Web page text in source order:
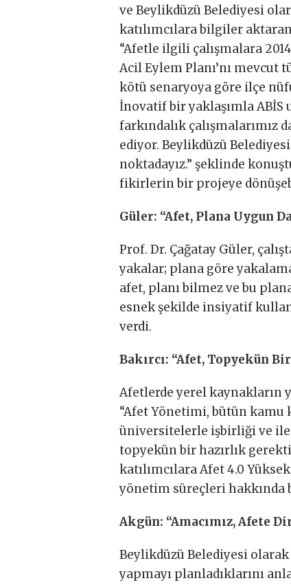
ve Beylikdüzü Belediyesi
katılımcılara bilgiler
“Afetle ilgili çalışmalara
Acil Eylem Planı’nı
kötü senaryoya göre ilçe
İnovatif bir yaklaşımla
farkındalık çalışmalarımız
ediyor. Beylikdüzü
noktadayız.” şeklinde
fikirlerin bir projeye
Güler: “Afet, Plana Uygun
Prof. Dr. Çağatay Güler,
yakalar; plana göre
afet, planı bilmez ve bu
esnek şekilde insiyatif
verdi.
Bakırcı: “Afet, Topyekün
Afetlerde yerel kaynakların
“Afet Yönetimi, bütün
üniversitelerle işbirliği ve
topyekün bir hazırlık
katılımcılara Afet 4.0
yönetim süreçleri hakkında
Akgün: “Amacımız, Afete
Beylikdüzü Belediyesi
yapmayı planladıklarını